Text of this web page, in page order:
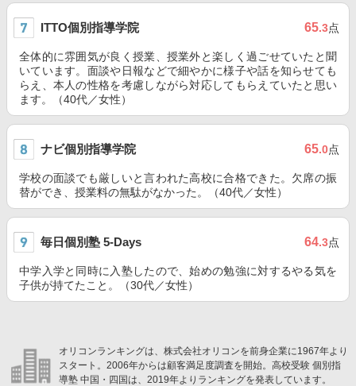
ITTO個別指導学院 65.3点
全体的に雰囲気が良く授業、授業外と楽しく過ごせていたと聞
いています。面談や日報などで細やかに様子や話を知らせても
らえ、本人の性格を考慮しながら対応してもらえていたと思い
ます。（40代／女性）
ナビ個別指導学院 65.0点
学校の面談でも厳しいと言われた高校に合格できた。欠席の振
替ができ、授業料の無駄がなかった。（40代／女性）
毎日個別塾 5-Days 64.3点
中学入学と同時に入塾したので、始めの勉強に対するやる気を
子供が持てたこと。（30代／女性）
オリコンランキングは、株式会社オリコンを前身企業に1967年より
スタート。2006年からは顧客満足度調査を開始。高校受験 個別指
導塾 中国・四国は、2019年よりランキングを発表しています。